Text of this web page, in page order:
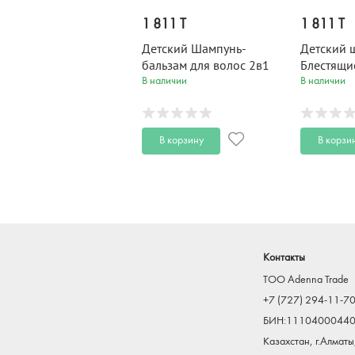
1 811 T
Детский Шампунь-
бальзам для волос 2в1
KIDSLAND Magic Lady 300
В наличии
В корзину
1 811 T
Детский
В наличии
В
Контакты
TOO Adenna Trade
+7 (727) 294-11-70
Казахстан,